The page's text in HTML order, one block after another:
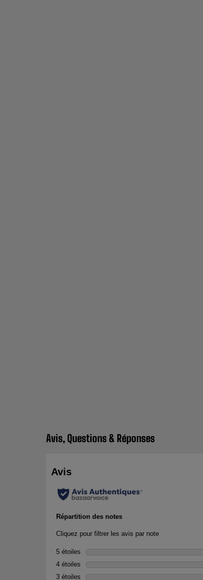
Avis, Questions & Réponses